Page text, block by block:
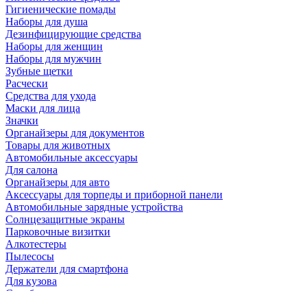
Гигиенические помады
Наборы для душа
Дезинфицирующие средства
Наборы для женщин
Наборы для мужчин
Зубные щетки
Расчески
Средства для ухода
Маски для лица
Значки
Органайзеры для документов
Товары для животных
Автомобильные аксессуары
Для салона
Органайзеры для авто
Аксессуары для торпеды и приборной панели
Автомобильные зарядные устройства
Солнцезащитные экраны
Парковочные визитки
Алкотестеры
Пылесосы
Держатели для смартфона
Для кузова